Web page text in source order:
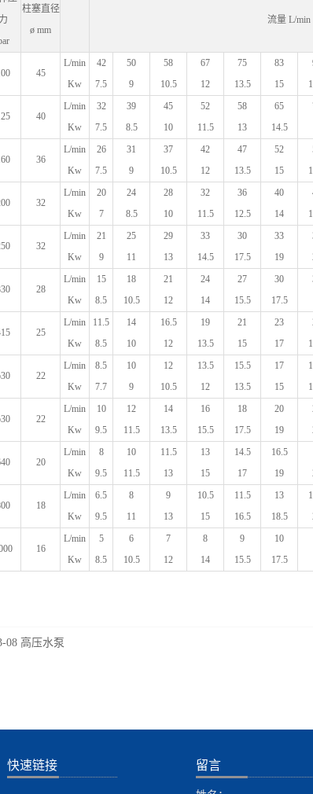
力
柱塞直径
ø mm
流量 L/
45
L/min
Kw
42
7.5
50
9
58
10.5
67
12
75
13.5
83
15
40
L/min
Kw
32
7.5
39
8.5
45
10
52
11.5
58
13
65
14.5
36
L/min
Kw
26
7.5
31
9
37
10.5
42
12
47
13.5
52
15
32
L/min
Kw
20
7
24
8.5
28
10
32
11.5
36
12.5
40
14
32
L/min
Kw
21
9
25
11
29
13
33
14.5
30
17.5
33
19
28
L/min
Kw
15
8.5
18
10.5
21
12
24
14
27
15.5
30
17.5
25
L/min
Kw
11.5
8.5
14
10
16.5
12
19
13.5
21
15
23
17
22
L/min
Kw
8.5
7.7
10
9
12
10.5
13.5
12
15.5
13.5
17
15
22
L/min
Kw
10
9.5
12
11.5
14
13.5
16
15.5
18
17.5
20
19
20
L/min
Kw
8
9.5
10
11.5
11.5
13
13
15
14.5
17
16.5
19
18
L/min
Kw
6.5
9.5
8
11
9
13
10.5
15
11.5
16.5
13
18.5
16
L/min
Kw
5
8.5
6
10.5
7
12
8
14
9
15.5
10
17.5
08 高压水泵
快速链接 留言